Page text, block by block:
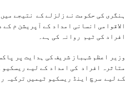
ہنگری کی حکومت نے زلزلے کے نتیجے
افراد کی ٹیم روانہ کی ہے۔
وزیر اعظم شہباز شریف کی ہدایت پر
متاثرہ افراد کی امداد کے لیے
کے لیے سرچ اینڈ ریسکیو ٹیمیں ترکیہ